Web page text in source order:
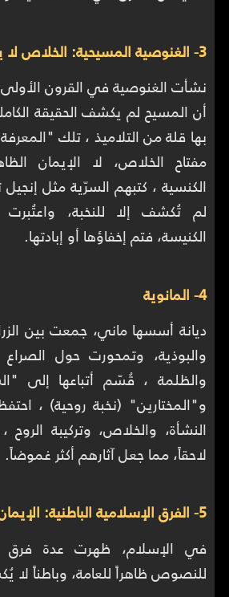
3- الغنوصية المسيحية: الخلاص لا يأتي إلا بالمعرفة
نشأت الغنوصية في القرون
أن المسيح لم يكشف الحقيقة
مفتاح الخلاص، لا الإيمان
الكنسية ، كتبهم السرّية مثل
لم تُكشف إلا للنخبة،
الكنيسة، فتم إخفاؤها أو إبادتها.
4- المانوية
ديانة أسسها ماني، جمعت بين
والبوذية، وتمحورت حول الصراع
والظلمة ، قُسّم أتباعها إلى
و"المختارين" (نخبة روحية) ،
النشأة، والخلاص، وتركيبة
لاحقاً، مما جعل آثارهم أكثر غموضاً.
5- الفرق الإسلامية الباطنية: الإيمان سرّ لا يُقال
في الإسلام، ظهرت عدة فرق
للنصوص ظاهراً للعامة، وباطناً لا